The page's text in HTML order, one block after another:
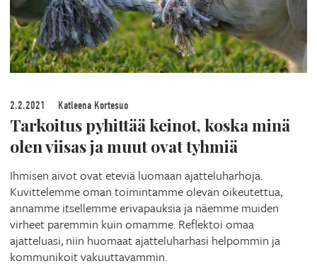
2.2.2021 Katleena Kortesuo
Tarkoitus pyhittää keinot, koska minä
olen viisas ja muut ovat tyhmiä
Ihmisen aivot ovat eteviä luomaan ajatteluharhoja.
Kuvittelemme oman toimintamme olevan oikeutettua,
annamme itsellemme erivapauksia ja näemme muiden
virheet paremmin kuin omamme. Reflektoi omaa
ajatteluasi, niin huomaat ajatteluharhasi helpommin ja
kommunikoit vakuuttavammin.